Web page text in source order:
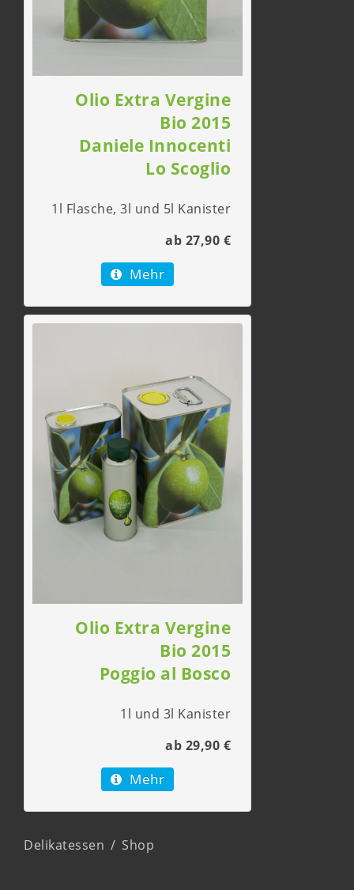
Olio Extra Vergine
Bio 2015
Daniele Innocenti
Lo Scoglio
1l Flasche, 3l und 5l Kanister
ab 27,90 €
Mehr
Olio Extra Vergine
Bio 2015
Poggio al Bosco
1l und 3l Kanister
ab 29,90 €
Mehr
Delikatessen / Shop